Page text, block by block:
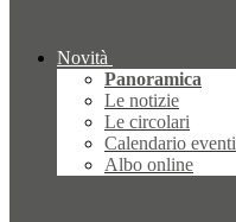
Novità
Panoramica
Le notizie
Le circolari
Calendario eventi
Albo online